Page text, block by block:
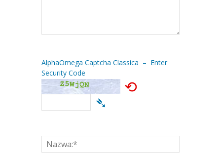
AlphaOmega Captcha Classica – Enter
Security Code
⟲
➴